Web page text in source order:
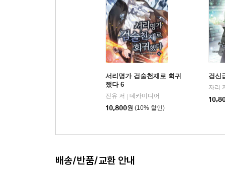
서리명가 검술천재로 회귀
했다 6
진유 저
데카미디어
10,800원 (10% 할인)
검신
자리
배송/반품/교환 안내